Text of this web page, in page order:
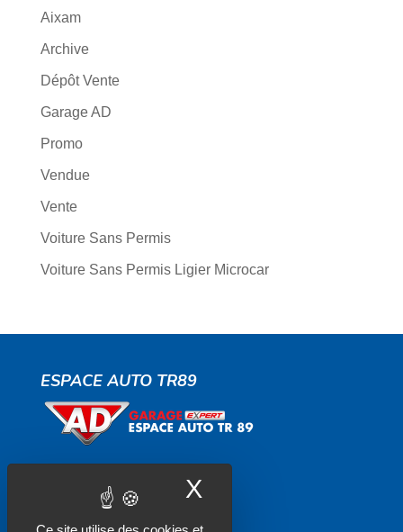
X
Aixam
Archive
Dépôt Vente
Garage AD
Promo
Vendue
Vente
Voiture Sans Permis
Voiture Sans Permis Ligier Microcar
ESPACE AUTO TR89
Contactez-nous